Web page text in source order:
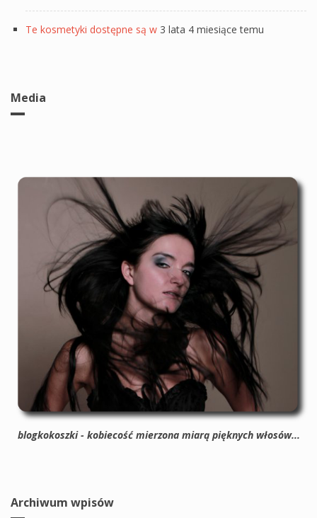
Te kosmetyki dostępne są w 3 lata 4 miesiące temu
Media
blogkokoszki - kobiecość mierzona miarą pięknych włosów...
Archiwum wpisów